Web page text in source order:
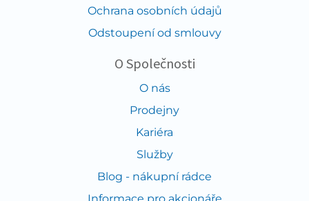
Ochrana osobních údajů
Odstoupení od smlouvy
O Společnosti
O nás
Prodejny
Kariéra
Služby
Blog - nákupní rádce
Informace pro akcionáře